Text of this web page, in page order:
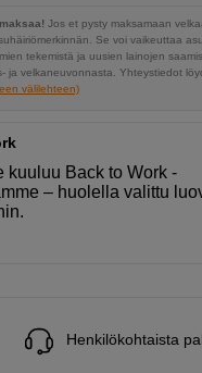
Jos et pysty maksamaan
Se voi vaikeuttaa
tekemistä ja uusien lainojen
ja velkaneuvonnasta. Yhteystiedot
välilehteen)
kuuluu Back to Work -
– huolella valittu
Henkilökohtaista